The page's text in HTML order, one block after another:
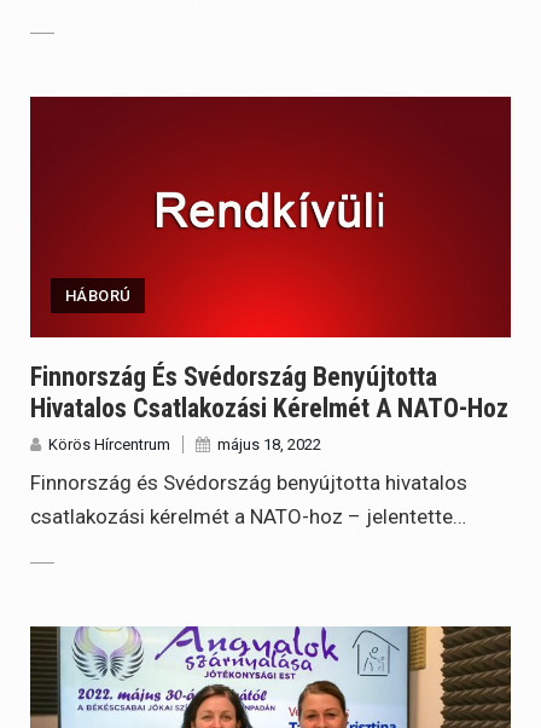
HÁBORÚ
Finnország És Svédország Benyújtotta
Hivatalos Csatlakozási Kérelmét A NATO-Hoz
Körös Hírcentrum május 18, 2022
Finnország és Svédország benyújtotta hivatalos
csatlakozási kérelmét a NATO-hoz – jelentette…